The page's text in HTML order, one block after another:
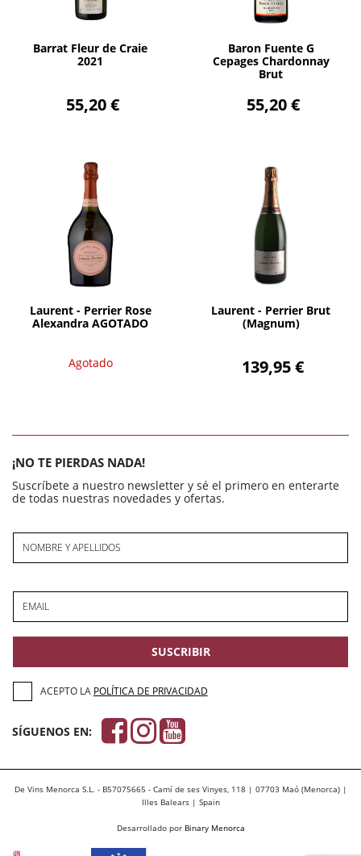
Barrat Fleur de Craie
2021
55,20 €
AÑADIR
Baron Fuente G
Cepages Chardonnay
Brut
55,20 €
AÑADIR
Laurent - Perrier Rose
Alexandra AGOTADO
Agotado
Agotado
Laurent - Perrier Brut
(Magnum)
139,95 €
AÑADIR
¡NO TE PIERDAS NADA!
Suscríbete a nuestro newsletter y sé el primero en enterarte
de todas nuestras novedades y ofertas.
NOMBRE Y APELLIDOS
EMAIL
SUSCRIBIR
ACEPTO LA POLÍTICA DE PRIVACIDAD
SÍGUENOS EN:
De Vins Menorca S.L. - B57075665 - Camí de ses Vinyes, 118 | 07703 Maó (Menorca) |
Illes Balears | Spain
Desarrollado por Binary Menorca